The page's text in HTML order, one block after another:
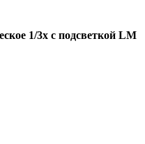
1/3х с подсветкой LM